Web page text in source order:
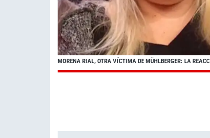
MORENA RIAL, OTRA VÍCTIMA DE MÜHLBERGER: LA